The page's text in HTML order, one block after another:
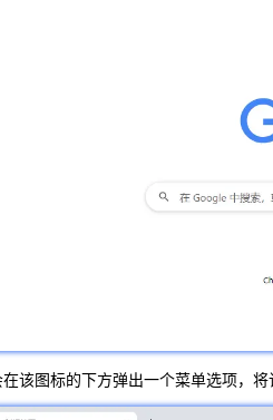
该图标的下方弹出一个菜单选项，